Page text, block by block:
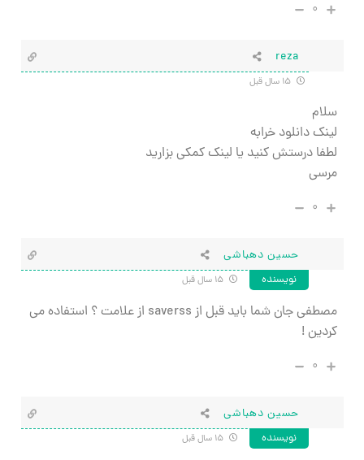
۰
reza
سلام
لینک دانلود خرابه
لطفا درستش کنید یا لینک کمکی بزارید
مرسی
۰
حسین دهباشی
نویسنده
مصطفی جان شما باید قبل از saverss از علامت ؟ استفاده می
کردین !
۰
حسین دهباشی
نویسنده